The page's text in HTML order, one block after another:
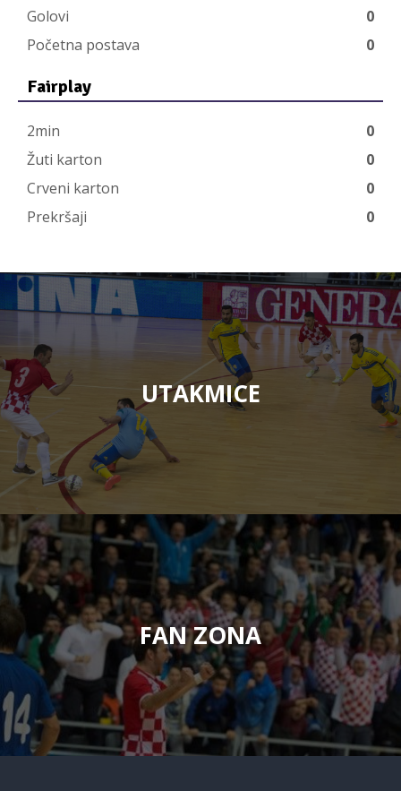
Golovi
0
Početna postava
0
Fairplay
2min
0
Žuti karton
0
Crveni karton
0
Prekršaji
0
UTAKMICE
FAN ZONA